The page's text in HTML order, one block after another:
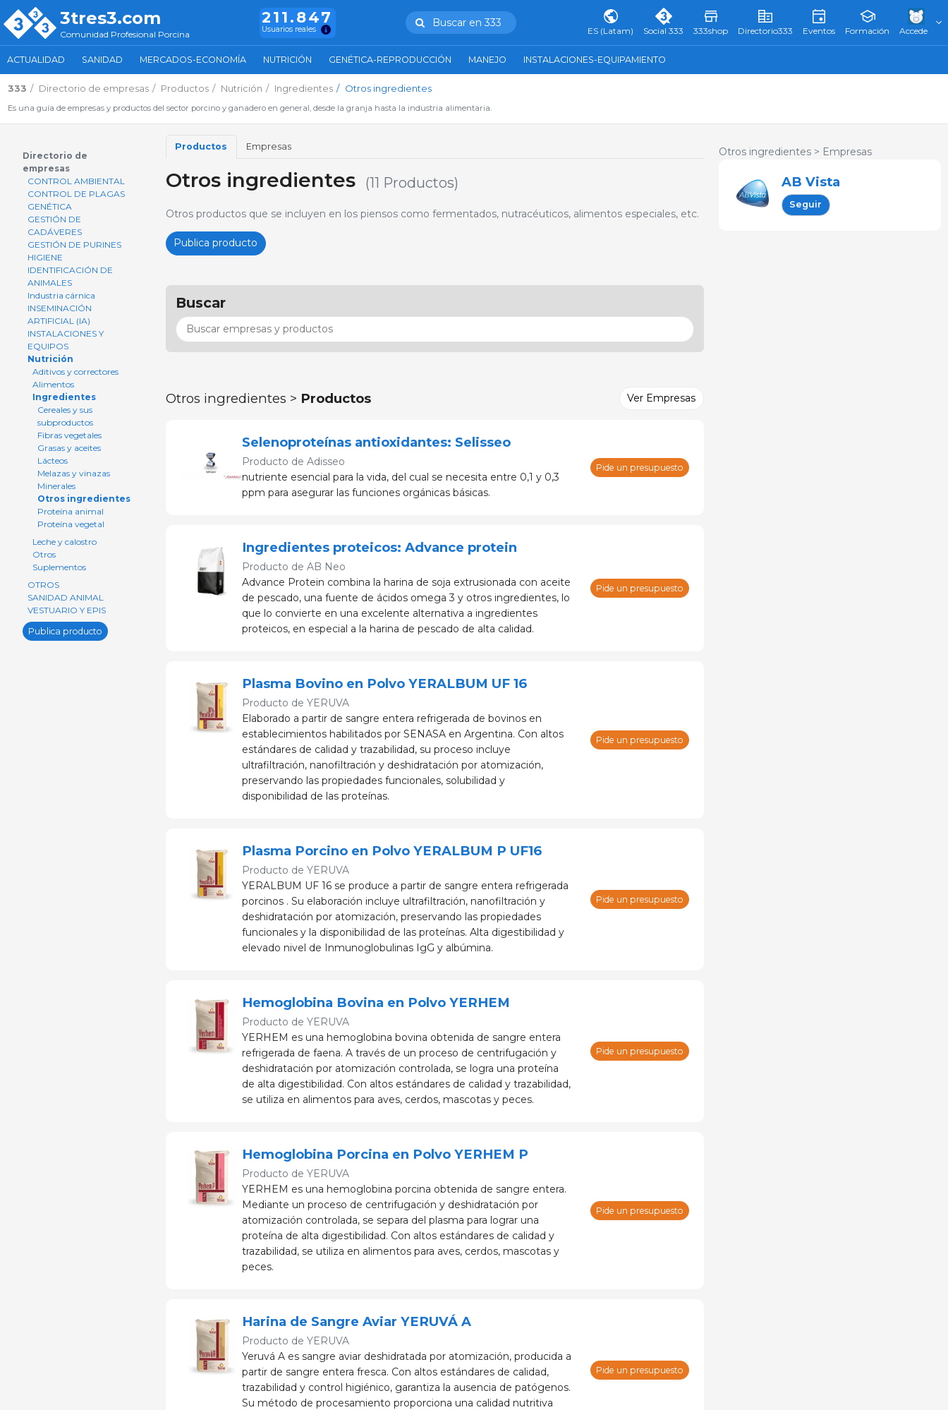
3tres3.com
Comunidad Profesional Porcina
211.847
Usuarios reales
Buscar en 333
ES (Latam) Social 333 333shop Directorio333 Eventos Formación Accede
ACTUALIDAD SANIDAD MERCADOS-ECONOMÍA NUTRICIÓN GENÉTICA-REPRODUCCIÓN MANEJO INSTALACIONES-EQUIPAMIENTO
333 Directorio de empresas Productos Nutrición Ingredientes Otros ingredientes
Es una guía de empresas y productos del sector porcino y ganadero en general, desde la granja hasta la industria alimentaria.
Directorio de
empresas
CONTROL AMBIENTAL
CONTROL DE PLAGAS
GENÉTICA
GESTIÓN DE
CADÁVERES
GESTIÓN DE PURINES
HIGIENE
IDENTIFICACIÓN DE
ANIMALES
Industria cárnica
INSEMINACIÓN
ARTIFICIAL (IA)
INSTALACIONES Y
EQUIPOS
Nutrición
Aditivos y correctores
Alimentos
Ingredientes
Cereales y sus
subproductos
Fibras vegetales
Grasas y aceites
Lácteos
Melazas y vinazas
Minerales
Otros ingredientes
Proteína animal
Proteína vegetal
Leche y calostro
Otros
Suplementos
OTROS
SANIDAD ANIMAL
VESTUARIO Y EPIS
Publica producto
Productos Empresas
Otros ingredientes (11 Productos)
Otros productos que se incluyen en los piensos como fermentados, nutracéuticos, alimentos especiales, etc.
Publica producto
Buscar
Otros ingredientes > Productos Ver Empresas
Selenoproteínas antioxidantes: Selisseo
Producto de Adisseo
nutriente esencial para la vida, del cual se necesita entre 0,1 y 0,3
ppm para asegurar las funciones orgánicas básicas.
Pide un presupuesto
Ingredientes proteicos: Advance protein
Producto de AB Neo
Advance Protein combina la harina de soja extrusionada con aceite
de pescado, una fuente de ácidos omega 3 y otros ingredientes, lo
que lo convierte en una excelente alternativa a ingredientes
proteicos, en especial a la harina de pescado de alta calidad.
Pide un presupuesto
Plasma Bovino en Polvo YERALBUM UF 16
Producto de YERUVA
Elaborado a partir de sangre entera refrigerada de bovinos en
establecimientos habilitados por SENASA en Argentina. Con altos
estándares de calidad y trazabilidad, su proceso incluye
ultrafiltración, nanofiltración y deshidratación por atomización,
preservando las propiedades funcionales, solubilidad y
disponibilidad de las proteínas.
Pide un presupuesto
Plasma Porcino en Polvo YERALBUM P UF16
Producto de YERUVA
YERALBUM UF 16 se produce a partir de sangre entera refrigerada
porcinos . Su elaboración incluye ultrafiltración, nanofiltración y
deshidratación por atomización, preservando las propiedades
funcionales y la disponibilidad de las proteínas. Alta digestibilidad y
elevado nivel de Inmunoglobulinas IgG y albúmina.
Pide un presupuesto
Hemoglobina Bovina en Polvo YERHEM
Producto de YERUVA
YERHEM es una hemoglobina bovina obtenida de sangre entera
refrigerada de faena. A través de un proceso de centrifugación y
deshidratación por atomización controlada, se logra una proteína
de alta digestibilidad. Con altos estándares de calidad y trazabilidad,
se utiliza en alimentos para aves, cerdos, mascotas y peces.
Pide un presupuesto
Hemoglobina Porcina en Polvo YERHEM P
Producto de YERUVA
YERHEM es una hemoglobina porcina obtenida de sangre entera.
Mediante un proceso de centrifugación y deshidratación por
atomización controlada, se separa del plasma para lograr una
proteína de alta digestibilidad. Con altos estándares de calidad y
trazabilidad, se utiliza en alimentos para aves, cerdos, mascotas y
peces.
Pide un presupuesto
Harina de Sangre Aviar YERUVÁ A
Producto de YERUVA
Yeruvá A es sangre aviar deshidratada por atomización, producida a
partir de sangre entera fresca. Con altos estándares de calidad,
trazabilidad y control higiénico, garantiza la ausencia de patógenos.
Su método de procesamiento proporciona una calidad nutritiva
Pide un presupuesto
Otros ingredientes > Empresas
AB Vista
Seguir